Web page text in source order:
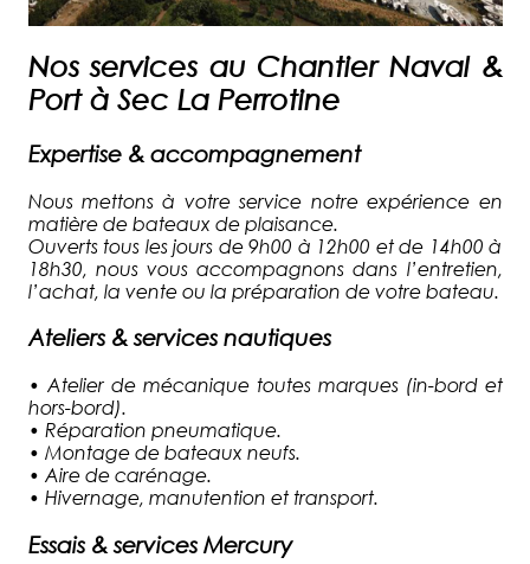
Nos services au Chantier Naval &
Port à Sec La Perrotine
Expertise & accompagnement
Nous mettons à votre service notre expérience en
matière de bateaux de plaisance.
Ouverts tous les jours de 9h00 à 12h00 et de 14h00 à
18h30, nous vous accompagnons dans l’entretien,
l’achat, la vente ou la préparation de votre bateau.
Ateliers & services nautiques
• Atelier de mécanique toutes marques (in-bord et
hors-bord).
• Réparation pneumatique.
• Montage de bateaux neufs.
• Aire de carénage.
• Hivernage, manutention et transport.
Essais & services Mercury